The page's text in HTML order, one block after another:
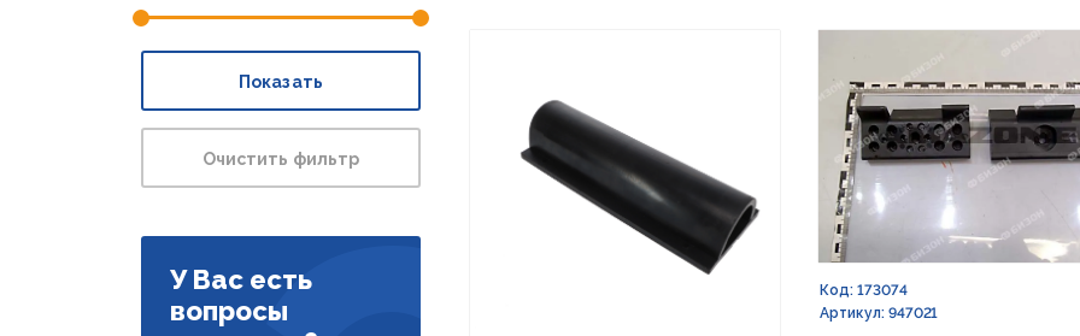
Показать
Очистить фильтр
У Вас есть
вопросы
Код: 173074
Артикул: 947021